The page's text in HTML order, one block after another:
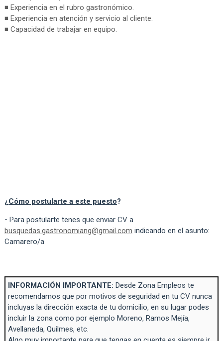
◾ Experiencia en el rubro gastronómico.
◾ Experiencia en atención y servicio al cliente.
◾ Capacidad de trabajar en equipo.
¿ Cómo postularte a este puesto?
- Para postularte tenes que enviar CV a
busquedas.gastronomiang@gmail.com indicando en el asunto:
Camarero/a
INFORMACIÓN IMPORTANTE: Desde Zona Empleos te
recomendamos que por motivos de seguridad en tu CV nunca
incluyas la dirección exacta de tu domicilio, en su lugar podes
incluir la zona como por ejemplo Moreno, Ramos Mejía,
Avellaneda, Quilmes, etc.